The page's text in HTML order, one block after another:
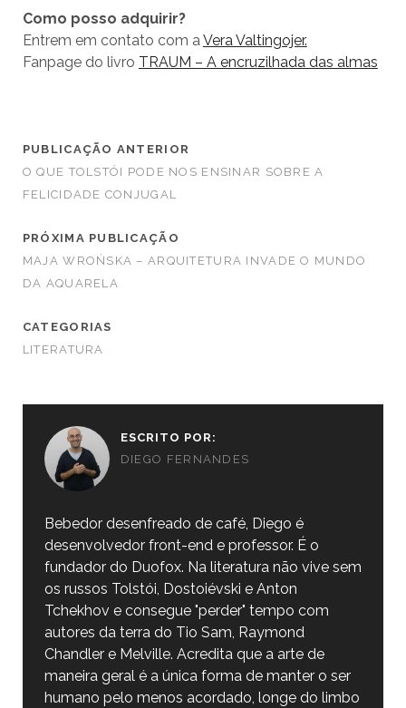
Como posso adquirir?
Entrem em contato com aVera Valtingojer.
Fanpage do livro TRAUM – A encruzilhada das almas
PUBLICAÇÃO ANTERIOR
O QUE TOLSTÓI PODE NOS ENSINAR SOBRE A
FELICIDADE CONJUGAL
PRÓXIMA PUBLICAÇÃO
MAJA WROŃSKA – ARQUITETURA INVADE O MUNDO
DA AQUARELA
CATEGORIAS
LITERATURA
ESCRITO POR:
DIEGO FERNANDES
Bebedor desenfreado de café, Diego é
desenvolvedor front-end e professor. É o
fundador do Duofox. Na literatura não vive sem
os russos Tolstói, Dostoiévski e Anton
Tchekhov e consegue "perder" tempo com
autores da terra do Tio Sam, Raymond
Chandler e Melville. Acredita que a arte de
maneira geral é a única forma de manter o ser
humano pelo menos acordado, longe do limbo